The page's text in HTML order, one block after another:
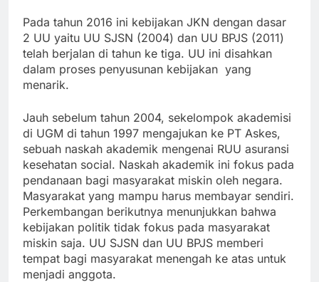
Pada tahun 2016 ini kebijakan JKN dengan dasar
2 UU yaitu UU SJSN (2004) dan UU BPJS (2011)
telah berjalan di tahun ke tiga. UU ini disahkan
dalam proses penyusunan kebijakan yang
menarik.
Jauh sebelum tahun 2004, sekelompok akademisi
di UGM di tahun 1997 mengajukan ke PT Askes,
sebuah naskah akademik mengenai RUU asuransi
kesehatan social. Naskah akademik ini fokus pada
pendanaan bagi masyarakat miskin oleh negara.
Masyarakat yang mampu harus membayar sendiri.
Perkembangan berikutnya menunjukkan bahwa
kebijakan politik tidak fokus pada masyarakat
miskin saja. UU SJSN dan UU BPJS memberi
tempat bagi masyarakat menengah ke atas untuk
menjadi anggota.